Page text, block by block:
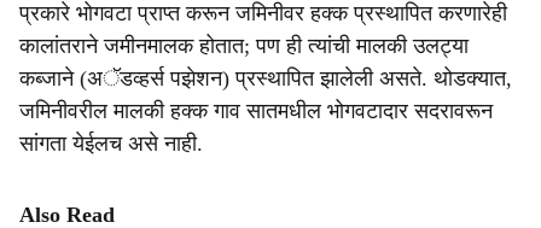
प्रकारे भोगवटा प्राप्त करून जमिनीवर हक्क प्रस्थापित करणारेही
कालांतराने जमीनमालक होतात; पण ही त्यांची मालकी उलट्या
कब्जाने (अॅडव्हर्स पझेशन) प्रस्थापित झालेली असते. थोडक्यात,
जमिनीवरील मालकी हक्क गाव सातमधील भोगवटादार सदरावरून
सांगता येईलच असे नाही.
Also Read